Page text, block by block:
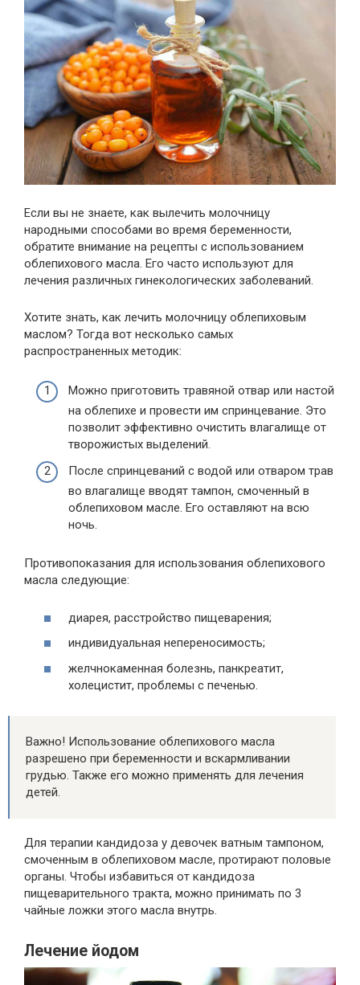
Если вы не знаете, как вылечить молочницу
народными способами во время беременности,
обратите внимание на рецепты с использованием
облепихового масла. Его часто используют для
лечения различных гинекологических заболеваний.
Хотите знать, как лечить молочницу облепиховым
маслом? Тогда вот несколько самых
распространенных методик:
Можно приготовить травяной отвар или настой
на облепихе и провести им спринцевание. Это
позволит эффективно очистить влагалище от
творожистых выделений.
После спринцеваний с водой или отваром трав
во влагалище вводят тампон, смоченный в
облепиховом масле. Его оставляют на всю
ночь.
Противопоказания для использования облепихового
масла следующие:
диарея, расстройство пищеварения;
индивидуальная непереносимость;
желчнокаменная болезнь, панкреатит,
холецистит, проблемы с печенью.
Важно! Использование облепихового масла
разрешено при беременности и вскармливании
грудью. Также его можно применять для лечения
детей.
Для терапии кандидоза у девочек ватным тампоном,
смоченным в облепиховом масле, протирают половые
органы. Чтобы избавиться от кандидоза
пищеварительного тракта, можно принимать по 3
чайные ложки этого масла внутрь.
Лечение йодом